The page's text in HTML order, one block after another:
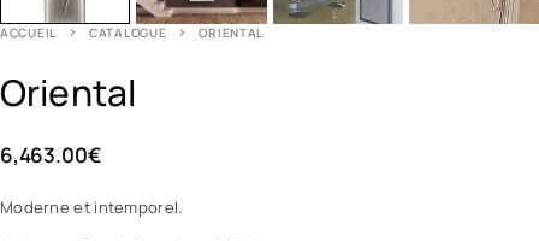
ACCUEIL CATALOGUE ORIENTAL
Oriental
6,463.00€
Moderne et intemporel.